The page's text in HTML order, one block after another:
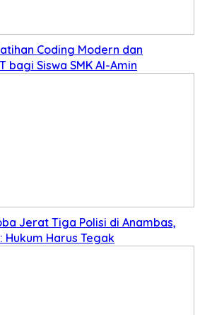
Coding Modern dan
bagi Siswa SMK Al-Amin
Jerat Tiga Polisi di Anambas,
: Hukum Harus Tegak